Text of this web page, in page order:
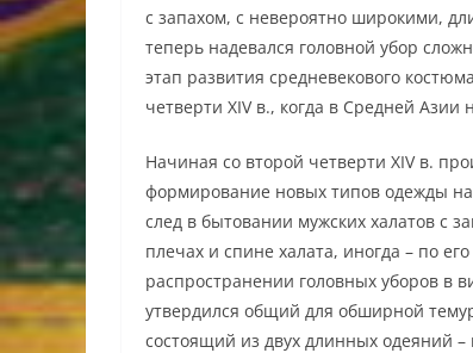
с запахом, с невероятно широкими,
теперь надевался головной убор
этап развития средневекового
четверти XIV в., когда в Средней Азии
Начиная со второй четверти XIV в.
формирование новых типов одежды на
след в бытовании мужских халатов с
плечах и спине халата, иногда – по
распространении головных уборов в
утвердился общий для обширной
состоящий из двух длинных одеяний